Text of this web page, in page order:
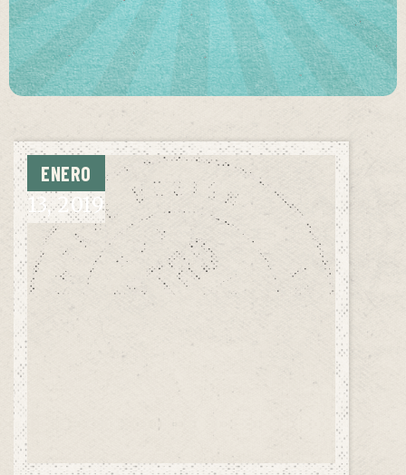
ENERO
13, 2019